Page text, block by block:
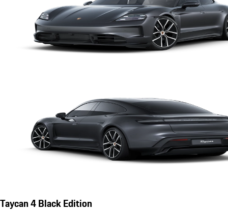
Taycan 4 Black Edition